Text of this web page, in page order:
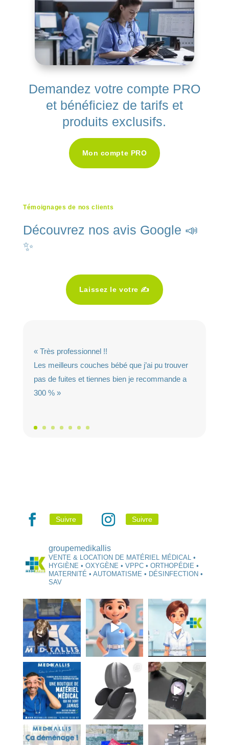
Demandez votre compte PRO
et bénéficiez de tarifs et
produits exclusifs.
Mon compte PRO
Témoignages de nos clients
Découvrez nos avis Google 📣
✨
Laissez le votre ✍️
« Très professionnel !!
Les meilleurs couches bébé que j’ai pu trouver
pas de fuites et tiennes bien je recommande a
300 % »
Suivre Suivre
groupemedikallis
VENTE & LOCATION DE MATÉRIEL MÉDICAL •
HYGIÈNE • OXYGÈNE • VPPC • ORTHOPÉDIE •
MATERNITÉ • AUTOMATISME • DÉSINFECTION •
SAV